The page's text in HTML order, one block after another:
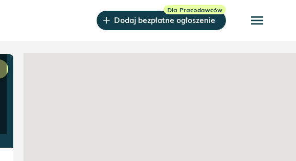
Dodaj bezpłatne ogłoszenie menu